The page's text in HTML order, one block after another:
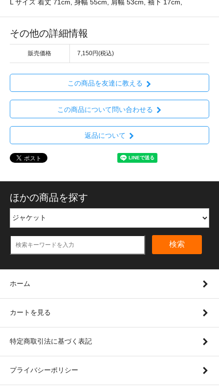
L サイズ 着丈 71cm, 身幅 55cm, 肩幅 53cm, 袖下 17cm,
その他の詳細情報
販売価格 7,150円(税込)
この商品を友達に教える
この商品について問い合わせる
返品について
ほかの商品を探す
検索
ホーム
カートを見る
特定商取引法に基づく表記
プライバシーポリシー